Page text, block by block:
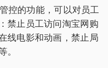
控的功能，可以对员工
禁止员工访问淘宝网购
线电影和动画，禁止局
。